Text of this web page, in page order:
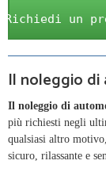
Richiedi un
Il noleggio
Il noleggio di
più richiesti negli
qualsiasi altro
sicuro, rilassante e